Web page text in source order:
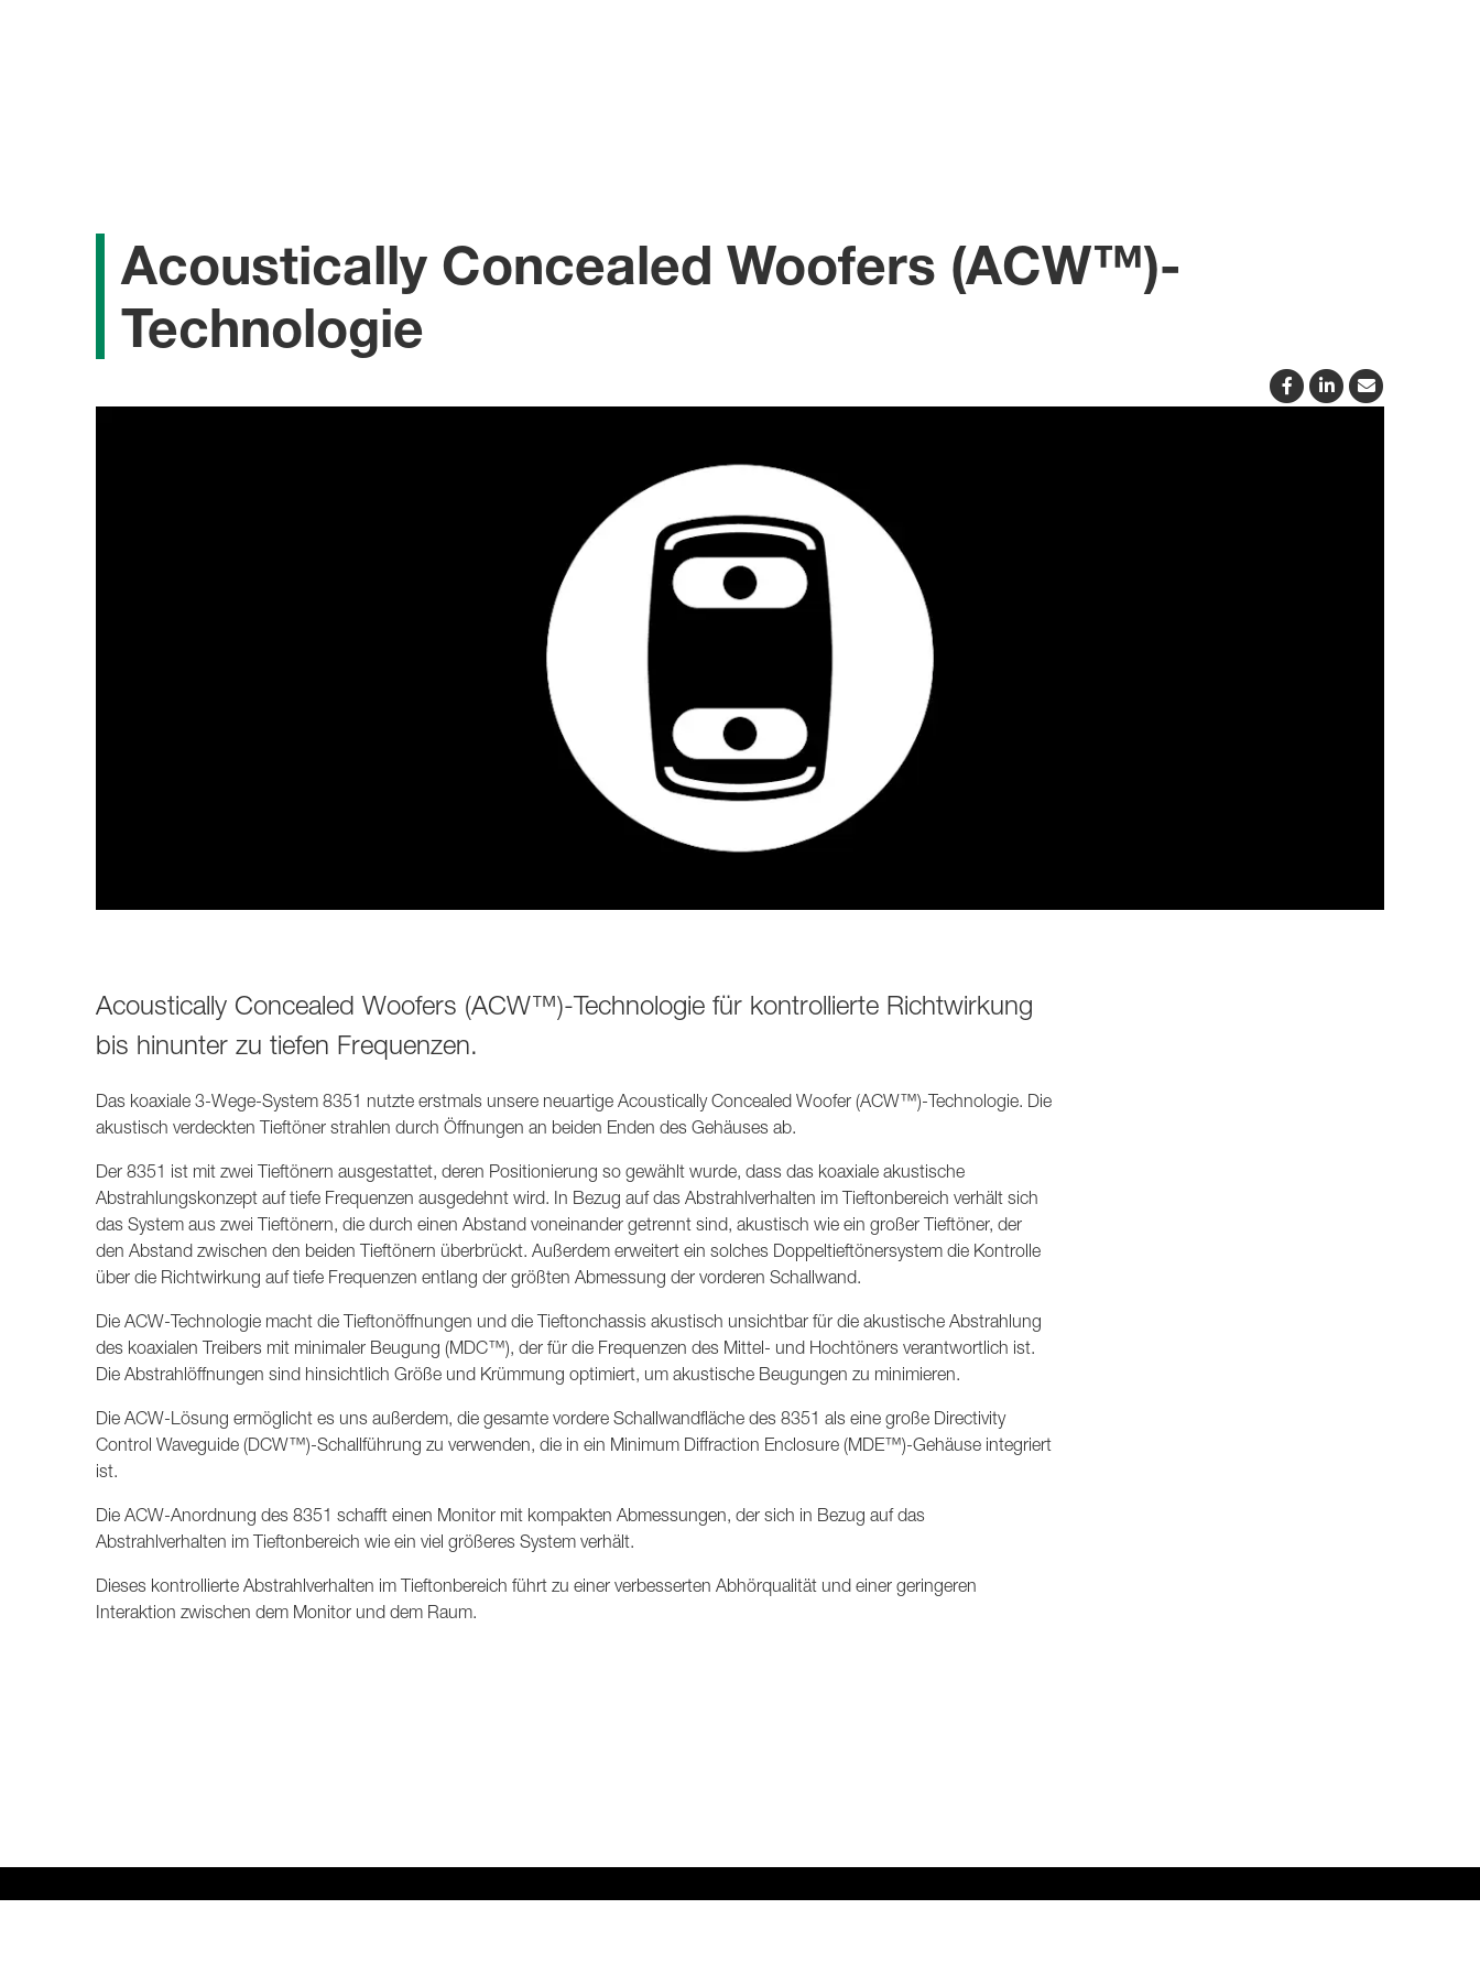
Acoustically Concealed Woofers (ACW™)-
Technologie
Acoustically Concealed Woofers (ACW™)-Technologie für kontrollierte Richtwirkung
bis hinunter zu tiefen Frequenzen.
Das koaxiale 3-Wege-System 8351 nutzte erstmals unsere neuartige Acoustically Concealed Woofer (ACW™)-Technologie. Die
akustisch verdeckten Tieftöner strahlen durch Öffnungen an beiden Enden des Gehäuses ab.
Der 8351 ist mit zwei Tieftönern ausgestattet, deren Positionierung so gewählt wurde, dass das koaxiale akustische
Abstrahlungskonzept auf tiefe Frequenzen ausgedehnt wird. In Bezug auf das Abstrahlverhalten im Tieftonbereich verhält sich
das System aus zwei Tieftönern, die durch einen Abstand voneinander getrennt sind, akustisch wie ein großer Tieftöner, der
den Abstand zwischen den beiden Tieftönern überbrückt. Außerdem erweitert ein solches Doppeltieftönersystem die Kontrolle
über die Richtwirkung auf tiefe Frequenzen entlang der größten Abmessung der vorderen Schallwand.
Die ACW-Technologie macht die Tieftonöffnungen und die Tieftonchassis akustisch unsichtbar für die akustische Abstrahlung
des koaxialen Treibers mit minimaler Beugung (MDC™), der für die Frequenzen des Mittel- und Hochtöners verantwortlich ist.
Die Abstrahlöffnungen sind hinsichtlich Größe und Krümmung optimiert, um akustische Beugungen zu minimieren.
Die ACW-Lösung ermöglicht es uns außerdem, die gesamte vordere Schallwandfläche des 8351 als eine große Directivity
Control Waveguide (DCW™)-Schallführung zu verwenden, die in ein Minimum Diffraction Enclosure (MDE™)-Gehäuse integriert
ist.
Die ACW-Anordnung des 8351 schafft einen Monitor mit kompakten Abmessungen, der sich in Bezug auf das
Abstrahlverhalten im Tieftonbereich wie ein viel größeres System verhält.
Dieses kontrollierte Abstrahlverhalten im Tieftonbereich führt zu einer verbesserten Abhörqualität und einer geringeren
Interaktion zwischen dem Monitor und dem Raum.